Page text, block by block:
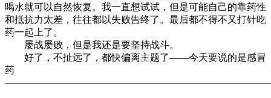
喝水就可以自然恢复。我一直想试试，但是可能自己的靠药性
和抵抗力太差，往往都以失败告终了。最后都不得不又打针吃
药一起上了。
屡战屡败，但是我还是要坚持战斗。
好了，不扯远了，都快偏离主题了——今天要说的是感冒
药